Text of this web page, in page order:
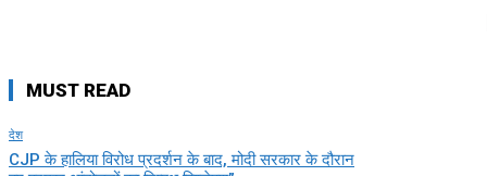
MUST READ
देश
CJP के हालिया विरोध प्रदर्शन के बाद, मोदी सरकार के दौरान